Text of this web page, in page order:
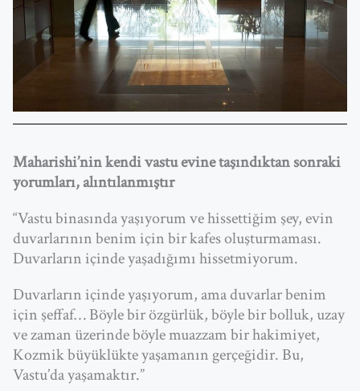
Maharishi’nin kendi vastu evine taşındıktan sonraki
yorumları, alıntılanmıştır
“Vastu binasında yaşıyorum ve hissettiğim şey, evin
duvarlarının benim için bir kafes oluşturmaması.
Duvarların içinde yaşadığımı hissetmiyorum.
Duvarların içinde yaşıyorum, ama duvarlar benim
için şeffaf… Böyle bir özgürlük, böyle bir bolluk, uzay
ve zaman üzerinde böyle muazzam bir hakimiyet,
Kozmik büyüklükte yaşamanın gerçeğidir. Bu,
Vastu’da yaşamaktır.”